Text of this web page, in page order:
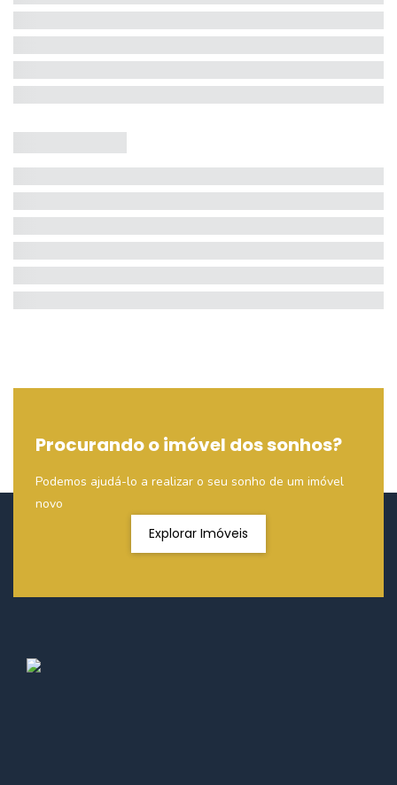
Procurando o imóvel dos sonhos?
Podemos ajudá-lo a realizar o seu sonho de um imóvel
novo
Explorar Imóveis